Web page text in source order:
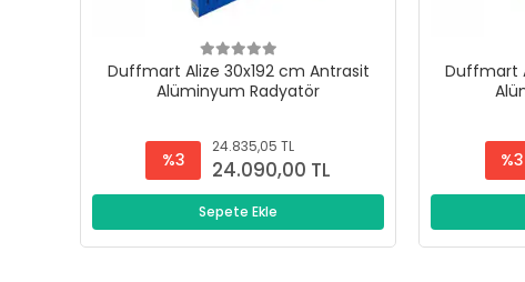
Duffmart Alize 30x192 cm Antrasit
Alüminyum Radyatör
%3
24.835,05 TL
24.090,00 TL
Sepete Ekle
Duffmart
%3